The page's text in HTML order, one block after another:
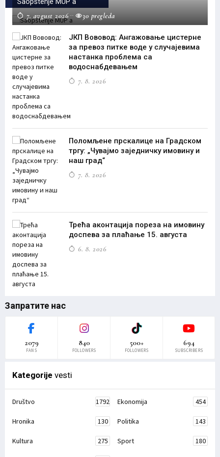
7. avgust 2026
30 pregleda
ЈКП Вововод: Ангажовање цистерне
за превоз питке воде у случајевима
настанка проблема са
водоснабдевањем
7. 8. 2026
Поломљене прскалице на Градском
тргу: „Чувајмо заједничку имовину и
наш град“
7. 8. 2026
Трећа аконтација пореза на имовину
доспева за плаћање 15. августа
6. 8. 2026
Запратите нас
2079
FANS
840
FOLLOWERS
500+
FOLLOWERS
694
SUBSCRIBERS
Kategorije vesti
Društvo 1792 Ekonomija 454
Hronika 130 Politika 143
Kultura 275 Sport 180